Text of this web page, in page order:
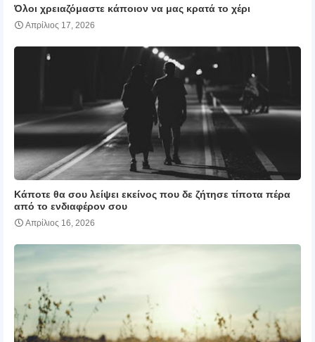
Όλοι χρειαζόμαστε κάποιον να μας κρατά το χέρι
Απρίλιος 17, 2026
Κάποτε θα σου λείψει εκείνος που δε ζήτησε τίποτα πέρα
από το ενδιαφέρον σου
Απρίλιος 16, 2026